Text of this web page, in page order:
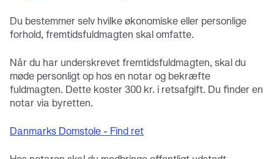
Du bestemmer selv hvilke økonomiske eller personlige
forhold, fremtidsfuldmagten skal omfatte.
Når du har underskrevet fremtidsfuldmagten, skal du
møde personligt op hos en notar og bekræfte
fuldmagten. Dette koster 300 kr. i retsafgift. Du finder en
notar via byretten.
Danmarks Domstole - Find ret